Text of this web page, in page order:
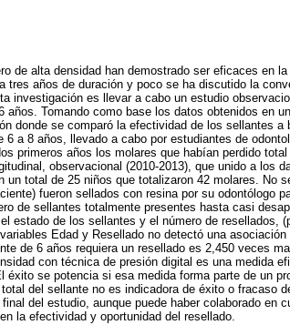
de alta densidad han demostrado ser eficaces en
años de duración y poco se ha discutido la
investigación es llevar a cabo un estudio
Tomando como base los datos obtenidos en
donde se comparó la efectividad de los sellantes a
a 8 años, llevado a cabo por estudiantes de
primeros años los molares que habían perdido total
observacional (2010-2013), que unido a los
total de 25 niños que totalizaron 42 molares. No
fueron sellados con resina por su odontólogo
de sellantes totalmente presentes hasta casi
estado de los sellantes y el número de resellados,
Edad y Resellado no detectó una
de 6 años requiera un resellado es 2,450 veces
con técnica de presión digital es una medida
se potencia si esa medida forma parte de un
del sellante no es indicadora de éxito o fracaso
del estudio, aunque puede haber colaborado en
la efectividad y oportunidad del resellado.